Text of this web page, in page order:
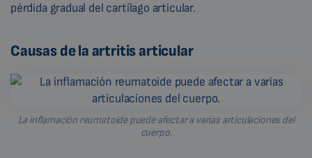
pérdida gradual del cartílago articular.
Causas de la artritis articular
La inflamación reumatoide puede afectar a varias articulaciones del
cuerpo.